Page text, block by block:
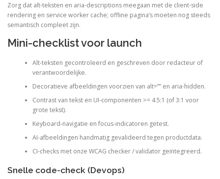
Zorg dat alt-teksten en aria-descriptions meegaan met de client-side
rendering en service worker cache; offline pagina’s moeten nog steeds
semantisch compleet zijn.
Mini-checklist voor launch
Alt-teksten gecontroleerd en geschreven door redacteur of
verantwoordelijke.
Decoratieve afbeeldingen voorzien van alt=”” en aria-hidden.
Contrast van tekst en UI-componenten >= 4.5:1 (of 3:1 voor
grote tekst).
Keyboard-navigatie en focus-indicatoren getest.
AI-afbeeldingen handmatig gevalideerd tegen productdata.
CI-checks met onze WCAG checker / validator geïntegreerd.
Snelle code-check (Devops)